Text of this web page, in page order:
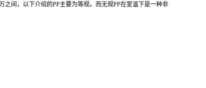
之间，以下介绍的PP主要为等规。而无规PP在室温下是一种非